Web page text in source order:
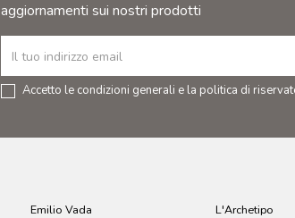
aggiornamenti sui nostri prodotti
Accetto le condizioni generali e la politica di
Emilio Vada
L'Archetipo